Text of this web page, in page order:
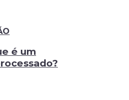
é um